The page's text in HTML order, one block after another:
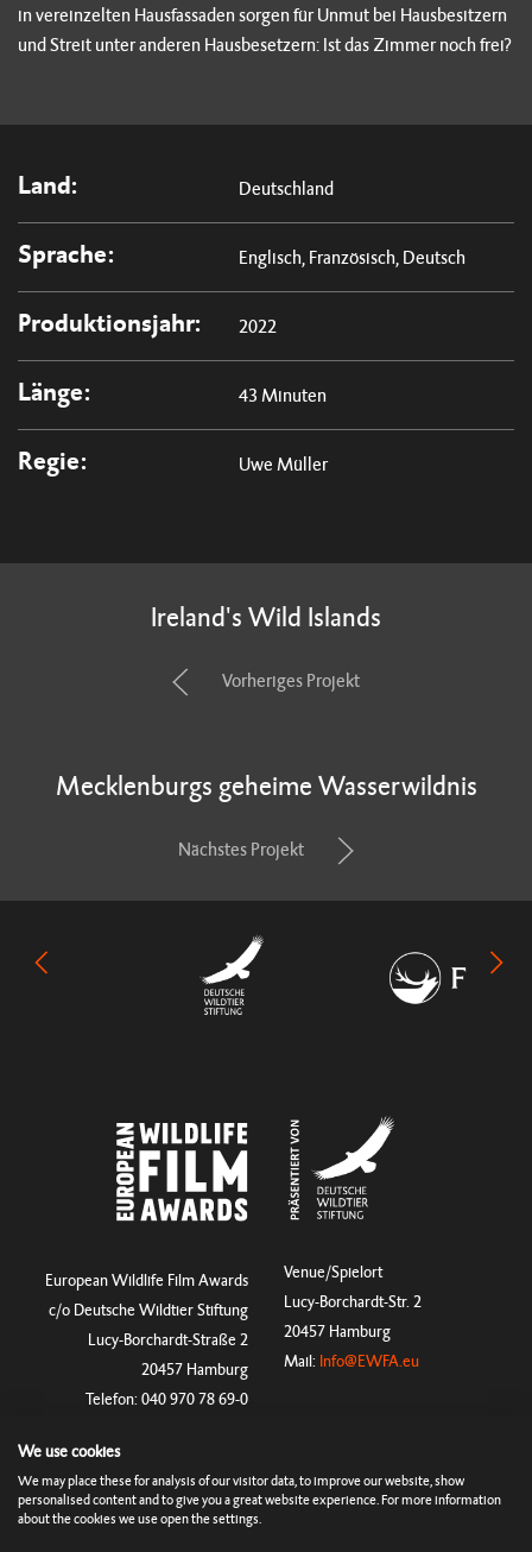
in vereinzelten Hausfassaden sorgen für Unmut bei Hausbesitzern
und Streit unter anderen Hausbesetzern: Ist das Zimmer noch frei?
Land: Deutschland
Sprache: Englisch, Französisch, Deutsch
Produktionsjahr: 2022
Länge: 43 Minuten
Regie: Uwe Müller
Ireland's Wild Islands
Vorheriges Projekt
Mecklenburgs geheime Wasserwildnis
Nächstes Projekt
European Wildlife Film Awards
c/o Deutsche Wildtier Stiftung
Lucy-Borchardt-Straße 2
20457 Hamburg
Telefon: 040 970 78 69-0
Venue/Spielort
Lucy-Borchardt-Str. 2
20457 Hamburg
Mail: Info@EWFA.eu
Regularien Impressum Cookies & Tracking
Datenschutz
Presse
We use cookies
We may place these for analysis of our visitor data, to improve our website, show
personalised content and to give you a great website experience. For more information
about the cookies we use open the settings.